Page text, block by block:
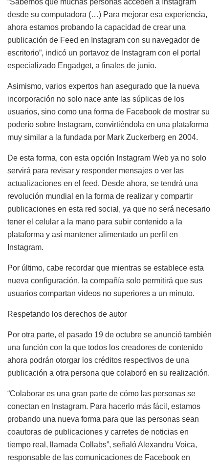
desde su computadora (…) Para mejorar esa experiencia,
ahora estamos probando la capacidad de crear una
publicación de Feed en Instagram con su navegador de
escritorio”, indicó un portavoz de Instagram con el portal
especializado Engadget, a finales de junio.
Asimismo, varios expertos han asegurado que la nueva
incorporación no solo nace ante las súplicas de los
usuarios, sino como una forma de Facebook de mostrar su
poderío sobre Instagram, convirtiéndola en una plataforma
muy similar a la fundada por Mark Zuckerberg en 2004.
De esta forma, con esta opción Instagram Web ya no solo
servirá para revisar y responder mensajes o ver las
actualizaciones en el feed. Desde ahora, se tendrá una
revolución mundial en la forma de realizar y compartir
publicaciones en esta red social, ya que no será necesario
tener el celular a la mano para subir contenido a la
plataforma y así mantener alimentado un perfil en
Instagram.
Por último, cabe recordar que mientras se establece esta
nueva configuración, la compañía solo permitirá que sus
usuarios compartan videos no superiores a un minuto.
Respetando los derechos de autor
Por otra parte, el pasado 19 de octubre se anunció también
una función con la que todos los creadores de contenido
ahora podrán otorgar los créditos respectivos de una
publicación a otra persona que colaboró en su realización.
“Colaborar es una gran parte de cómo las personas se
conectan en Instagram. Para hacerlo más fácil, estamos
probando una nueva forma para que las personas sean
coautoras de publicaciones y carretes de noticias en
tiempo real, llamada Collabs”, señaló Alexandru Voica,
responsable de las comunicaciones de Facebook en